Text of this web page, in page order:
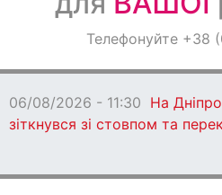
ОголошенняТелефонуйте +38
06/08/2026 - 11:30 На
зіткнувся зі стовпом та